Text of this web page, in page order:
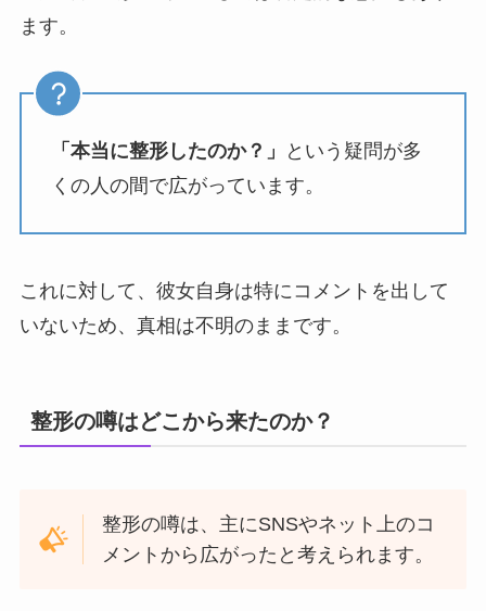
ます。
「本当に整形したのか？」
という疑問が多
くの人の間で広がっています。
これに対して、彼女自身は特にコメントを出して
いないため、真相は不明のままです。
整形の噂はどこから来たのか？
整形の噂は、主にSNSやネット上のコ
メントから広がったと考えられます。